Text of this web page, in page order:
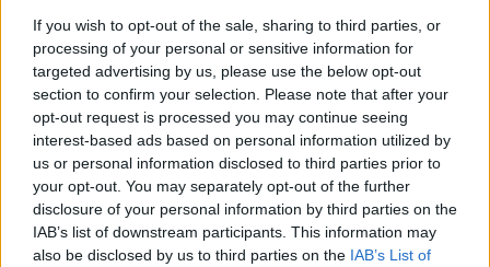
If you wish to opt-out of the sale, sharing to third parties, or
processing of your personal or sensitive information for
targeted advertising by us, please use the below opt-out
section to confirm your selection. Please note that after your
opt-out request is processed you may continue seeing
interest-based ads based on personal information utilized by
us or personal information disclosed to third parties prior to
your opt-out. You may separately opt-out of the further
disclosure of your personal information by third parties on the
IAB’s list of downstream participants. This information may
also be disclosed by us to third parties on the IAB’s List of
folyamatosan váltogatniuk kellene a fülek között. A
funkció különösen praktikus lehet utazástervezésnél,
telefonok vagy éttermek összehasonlításánál, vásárlás
előtti kutatásnál vagy több cikk áttekintésénél. Az Edge
lehetőséget ad arra is, hogy a Copilot csak kijelölt
lapokat használjon, vagy akár az összes megnyitott fület
bevonja az elemzésbe.